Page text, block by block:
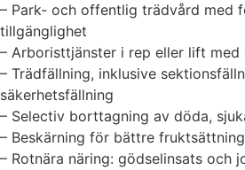
– Park- och offentlig trädvård med
tillgänglighet
– Arboristtjänster i rep eller lift
– Trädfällning, inklusive
säkerhetsfällning
– Selectiv borttagning av döda,
– Beskärning för bättre
– Rotnära näring: gödselinsats och